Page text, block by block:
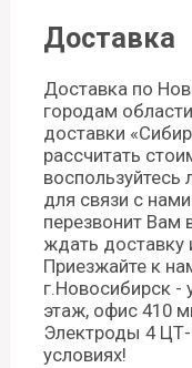
Доставка
Доставка по
городам
доставки
рассчитать
для связи с
перезвонит Вам
ждать доставку
Приезжайте к
г.Новосибирск -
этаж, офис 410
Электроды 4
условиях!